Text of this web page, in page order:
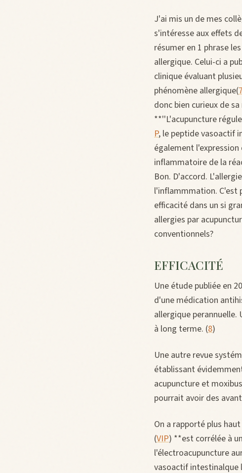
J'ai mis un de mes
s'intéresse aux effets
résumer en 1 phrase
allergique. Celui-ci a
clinique évaluant
phénomène allergique(
donc bien curieux de sa
**''L'acupuncture
P, le peptide vasoactif
également
inflammatoire de la
Bon. D'accord.
l'inflammmation. C'est
efficacité dans un si
allergies par
conventionnels?
EFFICACITÉ
Une étude publiée en
d'une médication
allergique
à long terme. (8)
Une autre revue
établissant
acupuncture et
pourrait avoir des
On a rapporté plus
(VIP) **est corrélée à
l'électroacupuncture
vasoactif intestinalque